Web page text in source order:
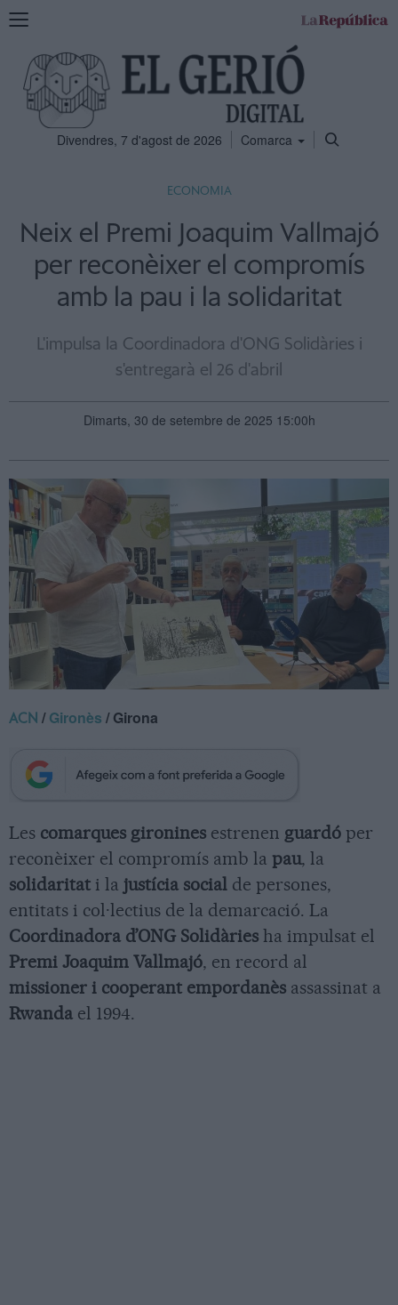
Mostra
navegació
Divendres, 7 d'agost de 2026 Comarca
ECONOMIA
Neix el Premi Joaquim Vallmajó
per reconèixer el compromís
amb la pau i la solidaritat
L'impulsa la Coordinadora d'ONG Solidàries i
s'entregarà el 26 d'abril
Dimarts, 30 de setembre de 2025 15:00h
ACN /Gironès / Girona
Les comarques gironines estrenen guardó per
reconèixer el compromís amb la pau, la
solidaritat i la justícia social de persones,
entitats i col·lectius de la demarcació. La
Coordinadora d’ONG Solidàries ha impulsat el
Premi Joaquim Vallmajó, en record al
missioner i cooperant empordanès assassinat a
Rwanda el 1994.